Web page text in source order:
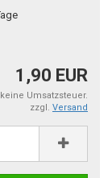
1,90 EUR
Umsatzsteuer.
zzgl. Versand